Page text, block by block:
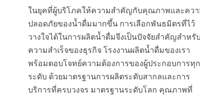
ในยุคที่ผู้บริโภคให้ความสำคัญกับคุณภาพและควา
ปลอดภัยของน้ำดื่มมากขึ้น การเลือกพันธมิตรที่ไว้
วางใจได้ในการผลิตน้ำดื่มจึงเป็นปัจจัยสำคัญสำหรับ
ความสำเร็จของธุรกิจ โรงงานผลิตน้ำดื่มของเรา
พร้อมตอบโจทย์ความต้องการของผู้ประกอบการทุก
ระดับ ด้วยมาตรฐานการผลิตระดับสากลและการ
บริการที่ครบวงจร มาตรฐานระดับโลก คุณภาพที่